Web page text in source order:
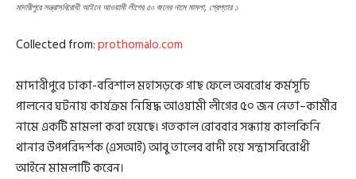
মাদারীপুরে সন্ত্রাসবিরোধী আইনে আওয়ামী লীগের ৫০ জনের নামে মামলা, গ্রেপ্তার ১
Collected from:prothomalo.com
মাদারীপুরে ঢাকা-বরিশাল মহাসড়কে গাছ ফেলে অবরোধ কর্মসূচি
পালনের ঘটনায় কার্যক্রম নিষিদ্ধ আওয়ামী লীগের ৫০ জন নেতা–কার্মীর
নামে একটি মামলা করা হয়েছে। গতকাল রোববার সন্ধ্যায় কালকিনি
থানার উপপরিদর্শক (এসআই) আবু তালেব বাদী হয়ে সন্ত্রাসবিরোধী
আইনে মামলাটি করেন।